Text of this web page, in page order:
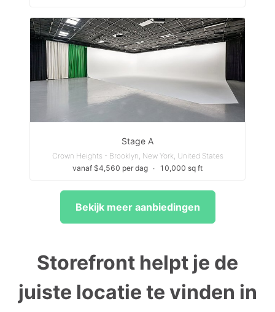
Stage A
Crown Heights - Brooklyn, New York, United States
vanaf $4,560 per dag ∙ 10,000 sq ft
Bekijk meer aanbiedingen
Storefront helpt je de
juiste locatie te vinden in